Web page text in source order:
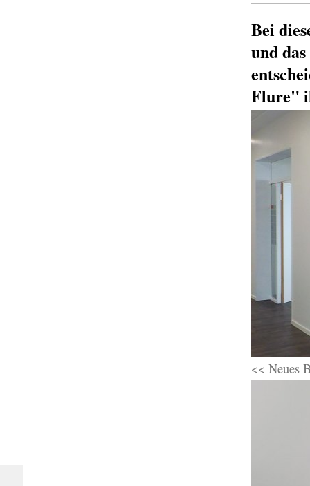
Bei
und
Flure"
<< Neues